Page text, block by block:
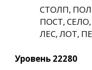
СТОЛП,
ПОСТ,
ЛЕС, ЛОТ,
Уровень 22280